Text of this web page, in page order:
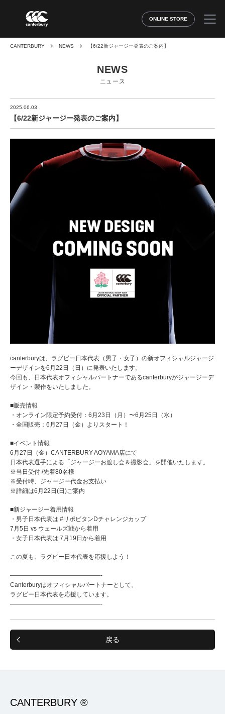
ONLINE STORE
CANTERBURY NEWS 【6/22新ジャージー発表のご案内】
NEWS
ニュース
2025.06.03
【6/22新ジャージー発表のご案内】
canterburyは、ラグビー日本代表（男子・女子）の新オフィシャルジャージ
ーデザインを6月22日（日）に発表いたします。
今回も、日本代表オフィシャルパートナーであるcanterburyがジャージーデ
ザイン・製作をいたしました。
■販売情報
・オンライン限定予約受付：6月23日（月）〜6月25日（水）
・全国販売：6月27日（金）よりスタート！
■イベント情報
6月27日（金）CANTERBURY AOYAMA店にて
日本代表選手による「ジャージーお渡し会＆撮影会」を開催いたします。
※当日受付 /先着80名様
※受付時、ジャージー代金お支払い
※詳細は6月22日(日)ご案内
■新ジャージー着用情報
・男子日本代表は #リポビタンDチャレンジカップ
7月5日 vs ウェールズ戦から着用
・女子日本代表は 7月19日から着用
この夏も、ラグビー日本代表を応援しよう！
———————————————-
Canterburyはオフィシャルパートナーとして、
ラグビー日本代表を応援しています。
———————————————-
戻る
CANTERBURY ®